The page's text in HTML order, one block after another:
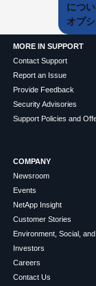
につ
オプ
MORE IN SUPPORT
Contact Support
Report an Issue
Provide Feedback
Security Advisories
Support Policies and
COMPANY
Newsroom
Events
NetApp Insight
Customer Stories
Environment, Social,
Investors
Careers
Contact Us